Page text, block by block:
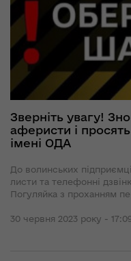
Зверніть увагу!
аферисти і
імені ОДА
До волинських
листи та телефонні
Погуляйка з проханням
30 червня 2023 року - 17:09